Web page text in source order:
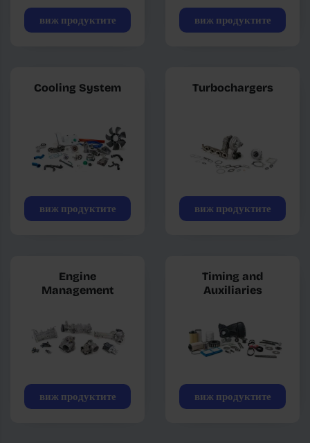
виж продуктите виж продуктите
Cooling System
виж продуктите
Turbochargers
виж продуктите
Engine
Management
виж продуктите
Timing and
Auxiliaries
виж продуктите